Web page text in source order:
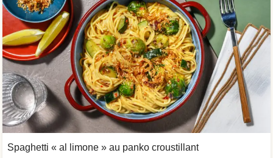
Spaghetti « al limone » au panko croustillant